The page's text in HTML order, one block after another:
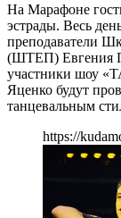
На Марафоне
эстрады. Весь
преподаватели
(ШТЕП) Евгения
участники шоу
Яценко будут
танцевальным
https://